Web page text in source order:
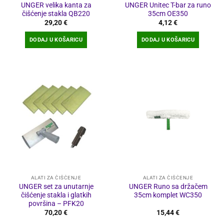
UNGER velika kanta za
čišćenje stakla QB220
29,20€
DODAJ U KOŠARICU
UNGER Unitec T-bar za runo
35cm OE350
4,12€
DODAJ U KOŠARICU
ALATI ZA ČIŠĆENJE
UNGER set za unutarnje
čišćenje stakla i glatkih
površina – PFK20
70,20€
ALATI ZA ČIŠĆENJE
UNGER Runo sa držačem
35cm komplet WC350
15,44€